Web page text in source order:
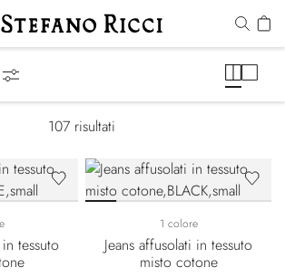
107 risultati
tessuto
1 colore
Jeans affusolati in tessuto
misto cotone